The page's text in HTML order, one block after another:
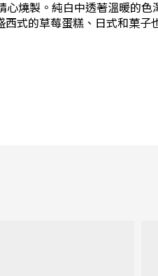
燒製。純白中透著溫暖的
式的草莓蛋糕、日式和菓子